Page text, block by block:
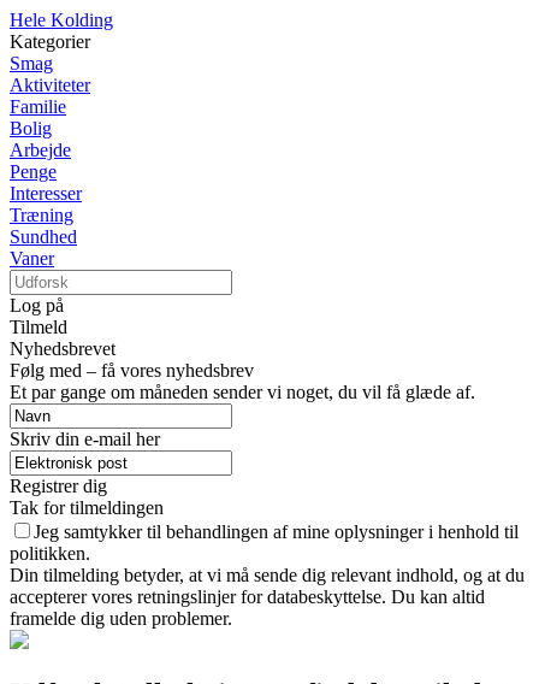
Hele Kolding
Kategorier
Smag
Aktiviteter
Familie
Bolig
Arbejde
Penge
Interesser
Træning
Sundhed
Vaner
Log på
Tilmeld
Nyhedsbrevet
Følg med – få vores nyhedsbrev
Et par gange om måneden sender vi noget, du vil få glæde af.
Skriv din e-mail her
Registrer dig
Tak for tilmeldingen
Jeg samtykker til behandlingen af mine oplysninger i henhold til
politikken.
Din tilmelding betyder, at vi må sende dig relevant indhold, og at du
accepterer vores retningslinjer for databeskyttelse. Du kan altid
framelde dig uden problemer.